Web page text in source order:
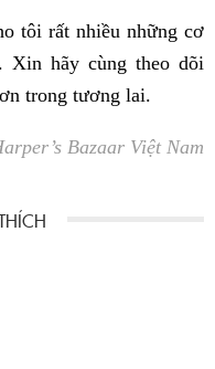
tôi rất nhiều những cơ
Xin hãy cùng theo dõi
trong tương lai.
Bazaar Việt Nam